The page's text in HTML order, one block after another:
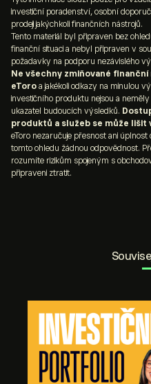
odměny, využít nemůžete.
Na druhou stranu jsou
dodatečnými obchodními
vyznávající strategii „kup a
nákupu podkladových aktiv.
obchodem. Nabízejí
jsou cenově výhodné pro
investiční poradenství, osobní
prodeji jakýchkoli finančních nástrojů.
Tento materiál byl připraven bez
finanční situaci a nebyl připraven v
požadavky na podporu nezávislého
Ne všechny zmiňované
eToro a jakékoli odkazy na minulou
investičního produktu nejsou a
ukazatel budoucích výsledků.
produktů a služeb se může lišit
eToro nezaručuje přesnost ani
tomto ohledu žádnou odpovědnost.
rozumíte rizikům spojeným s
připraveni ztratit.